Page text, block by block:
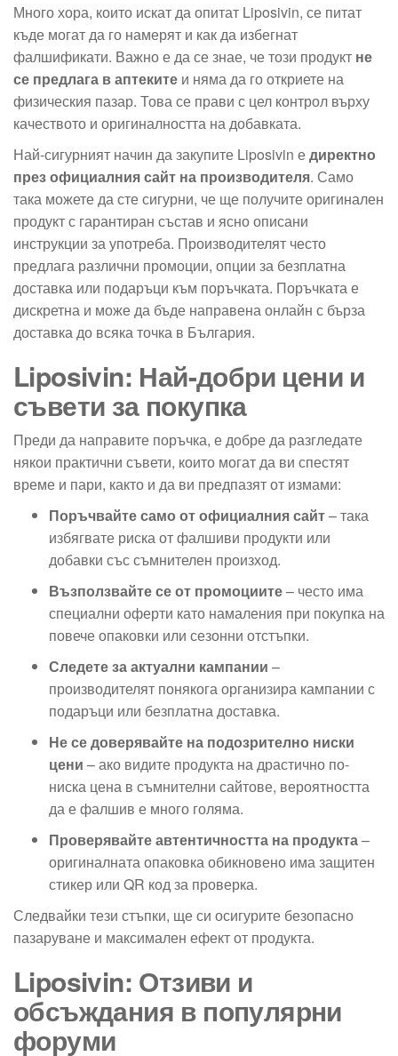
Много хора, които искат да опитат Liposivin, се питат
къде могат да го намерят и как да избегнат
фалшификати. Важно е да се знае, че този продукт не
се предлага в аптеките и няма да го откриете на
физическия пазар. Това се прави с цел контрол върху
качеството и оригиналността на добавката.
Най-сигурният начин да закупите Liposivin едиректно
през официалния сайт на производителя. Само
така можете да сте сигурни, че ще получите оригинален
продукт с гарантиран състав и ясно описани
инструкции за употреба. Производителят често
предлага различни промоции, опции за безплатна
доставка или подаръци към поръчката. Поръчката е
дискретна и може да бъде направена онлайн с бърза
доставка до всяка точка в България.
Liposivin: Най-добри цени и
съвети за покупка
Преди да направите поръчка, е добре да разгледате
някои практични съвети, които могат да ви спестят
време и пари, както и да ви предпазят от измами:
Поръчвайте само от официалния сайт– така
избягвате риска от фалшиви продукти или
добавки със съмнителен произход.
Възползвайте се от промоциите– често има
специални оферти като намаления при покупка на
повече опаковки или сезонни отстъпки.
Следете за актуални кампании –
производителят понякога организира кампании с
подаръци или безплатна доставка.
Не се доверявайте на подозрително ниски
цени – ако видите продукта на драстично по-
ниска цена в съмнителни сайтове, вероятността
да е фалшив е много голяма.
Проверявайте автентичността на продукта–
оригиналната опаковка обикновено има защитен
стикер или QR код за проверка.
Следвайки тези стъпки, ще си осигурите безопасно
пазаруване и максимален ефект от продукта.
Liposivin: Отзиви и
обсъждания в популярни
форуми